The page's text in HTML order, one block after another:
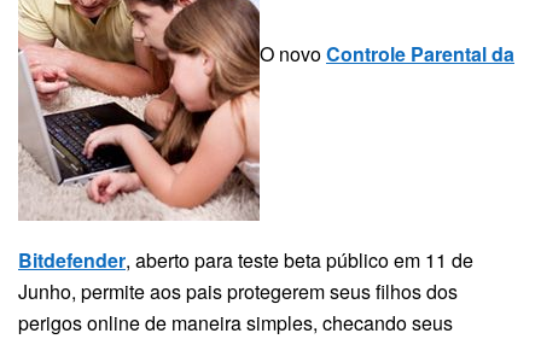
O novoControle Parental da
Bitdefender, aberto para teste beta público em 11 de
Junho, permite aos pais protegerem seus filhos dos
perigos online de maneira simples, checando seus